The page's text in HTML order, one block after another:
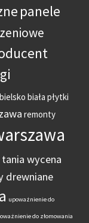
panele
biała płytki
remonty
tania wycena
drewniane
upoważnienie do
do złomowania